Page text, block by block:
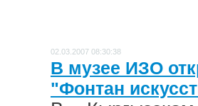
02.03.2007 08:30:38
В музее ИЗО
"Фонтан